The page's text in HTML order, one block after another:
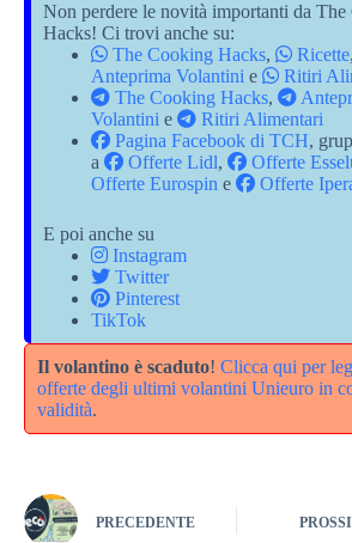
Non perdere le novità importanti da The
Hacks! Ci trovi anche su:
The Cooking Hacks, Ricette,
Anteprima Volantini e
Ritiri
The Cooking Hacks,
Volantini e
Ritiri Alimentari
Pagina Facebook di TCH,
a
Offerte Lidl, Offerte
Offerte Eurospin e Offerte
E poi anche su
Instagram
Twitter
Pinterest
TikTok
Il volantino è scaduto! Clicca qui per
offerte degli ultimi volantini Unieuro in
validità.
PRECEDENTE